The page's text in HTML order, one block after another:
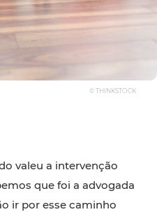
© THINKSTOCK
valeu a intervenção
que foi a advogada
ir por esse caminho